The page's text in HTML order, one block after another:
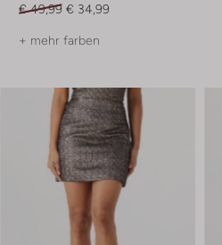
€ 49,99 € 34,99
+ mehr farben